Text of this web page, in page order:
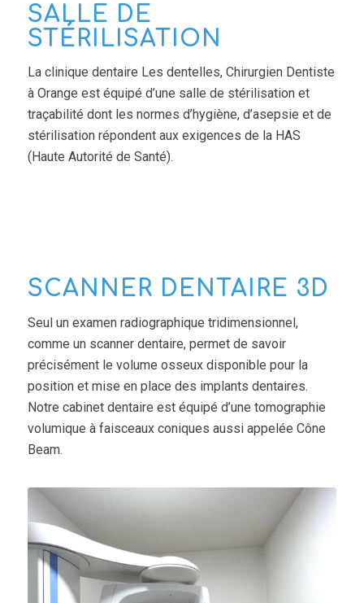
SALLE DE
STÉRILISATION
La clinique dentaire Les dentelles, Chirurgien Dentiste
à Orange est équipé d’une salle de stérilisation et
traçabilité dont les normes d’hygiène, d’asepsie et de
stérilisation répondent aux exigences de la HAS
(Haute Autorité de Santé).
SCANNER DENTAIRE 3D
Seul un examen radiographique tridimensionnel,
comme un scanner dentaire, permet de savoir
précisément le volume osseux disponible pour la
position et mise en place des implants dentaires.
Notre cabinet dentaire est équipé d’une tomographie
volumique à faisceaux coniques aussi appelée Cône
Beam.